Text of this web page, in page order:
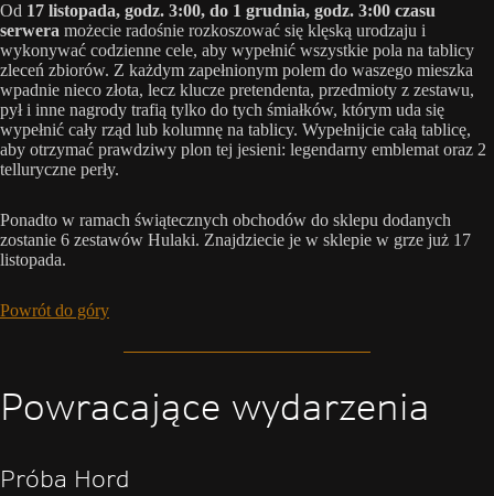
Od 17 listopada, godz. 3:00, do 1 grudnia, godz. 3:00 czasu
serwera możecie radośnie rozkoszować się klęską urodzaju i
wykonywać codzienne cele, aby wypełnić wszystkie pola na tablicy
zleceń zbiorów. Z każdym zapełnionym polem do waszego mieszka
wpadnie nieco złota, lecz klucze pretendenta, przedmioty z zestawu,
pył i inne nagrody trafią tylko do tych śmiałków, którym uda się
wypełnić cały rząd lub kolumnę na tablicy. Wypełnijcie całą tablicę,
aby otrzymać prawdziwy plon tej jesieni: legendarny emblemat oraz 2
telluryczne perły.
Ponadto w ramach świątecznych obchodów do sklepu dodanych
zostanie 6 zestawów Hulaki. Znajdziecie je w sklepie w grze już 17
listopada.
Powrót do góry
Powracające wydarzenia
Próba Hord